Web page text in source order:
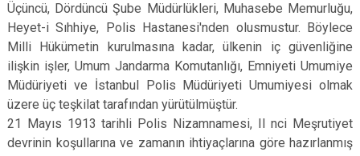
Üçüncü, Dördüncü Şube Müdürlükleri, Muhasebe Memurluğu,
Heyet-i Sıhhiye, Polis Hastanesi'nden olusmustur. Böylece
Milli Hükümetin kurulmasına kadar, ülkenin iç güvenliğine
ilişkin işler, Umum Jandarma Komutanlığı, Emniyeti Umumiye
Müdüriyeti ve İstanbul Polis Müdüriyeti Umumiyesi olmak
üzere üç teşkilat tarafından yürütülmüştür.
21 Mayıs 1913 tarihli Polis Nizamnamesi, II nci Meşrutiyet
devrinin koşullarına ve zamanın ihtiyaçlarına göre hazırlanmış